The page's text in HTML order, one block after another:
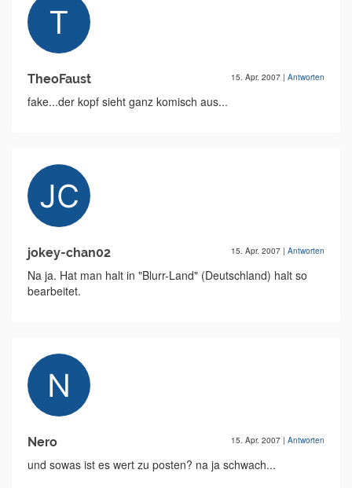
TheoFaust 15. Apr. 2007 | Antworten
fake...der kopf sieht ganz komisch aus...
jokey-chan02 15. Apr. 2007 | Antworten
Na ja. Hat man halt in "Blurr-Land" (Deutschland) halt so
bearbeitet.
Nero 15. Apr. 2007 | Antworten
und sowas ist es wert zu posten? na ja schwach...